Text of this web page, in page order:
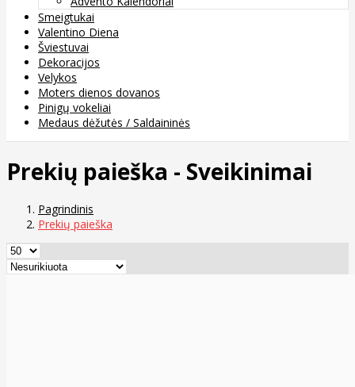
Smeigtukai
Valentino Diena
Šviestuvai
Dekoracijos
Velykos
Moters dienos dovanos
Pinigų vokeliai
Medaus dėžutės / Saldaininės
Prekių paieška - Sveikinimai
Pagrindinis
Prekių paieška